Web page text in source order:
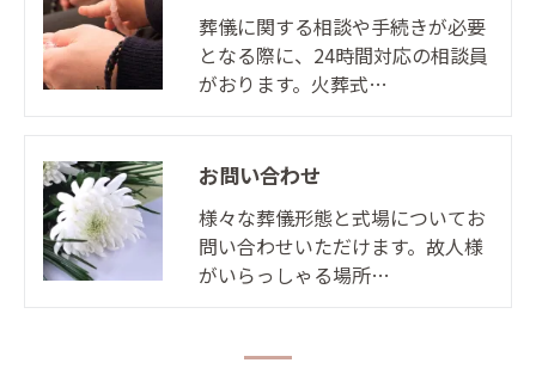
葬儀に関する相談や手続きが必要
となる際に、24時間対応の相談員
がおります。火葬式…
お問い合わせ
様々な葬儀形態と式場についてお
問い合わせいただけます。故人様
がいらっしゃる場所…